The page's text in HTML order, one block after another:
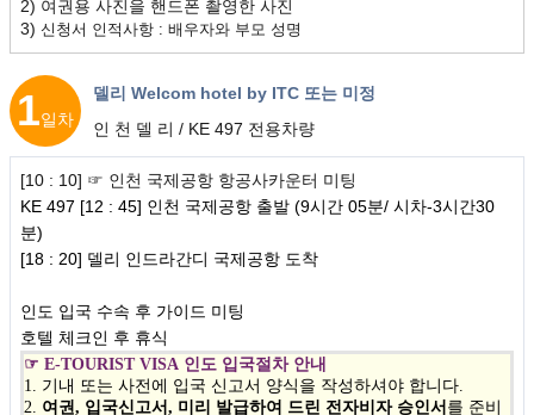
2) 여권용 사진을 핸드폰 촬영한 사진
3) 신청서 인적사항 : 배우자와 부모 성명
1일차
델리 Welcom hotel by ITC 또는 미정
인 천 델 리 / KE 497 전용차량
[10 : 10] ☞ 인천 국제공항 항공사카운터 미팅
KE 497 [12 : 45] 인천 국제공항 출발 (9시간 05분/ 시차-3시간30
분)
[18 : 20] 델리 인드라간디 국제공항 도착
인도 입국 수속 후 가이드 미팅
호텔 체크인 후 휴식
☞ E-TOURIST VISA 인도 입국절차 안내
1. 기내 또는 사전에 입국 신고서 양식을 작성하셔야 합니다.
2. 여권, 입국신고서, 미리 발급하여 드린 전자비자 승인서 를 준비